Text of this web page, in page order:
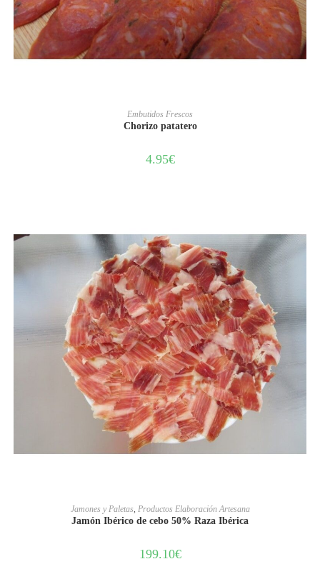
AÑADIR AL CARRITO
Embutidos Frescos
Chorizo patatero
4.95€
AÑADIR AL CARRITO
Jamones y Paletas, Productos Elaboración Artesana
Jamón Ibérico de cebo 50% Raza Ibérica
199.10€